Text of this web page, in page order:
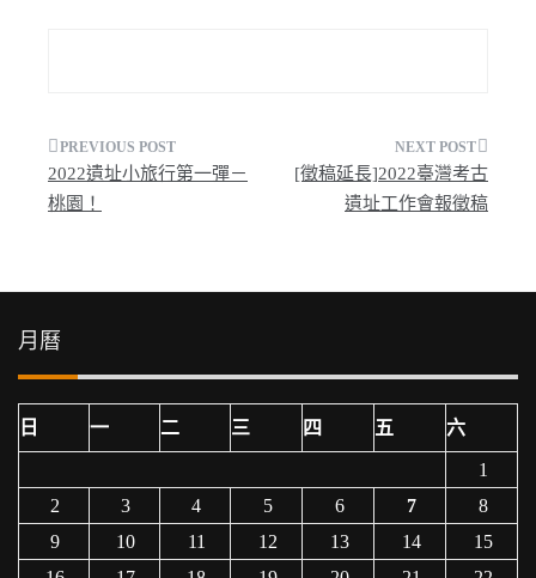
文
章
覽
2022遺址小旅行第一彈－
桃園！
[徵稿延長]2022臺灣考古
遺址工作會報徵稿
月曆
日 一 二 三 四 五 六
1
2
3 4 5 6 7
8
9
10 11 12 13 14
15